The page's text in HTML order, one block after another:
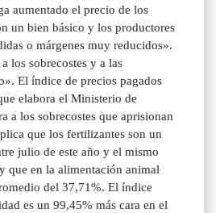
aumentado el precio de los
un bien básico y los productores
o márgenes muy reducidos».
los sobrecostes y a las
El índice de precios pagados
elabora el Ministerio de
a los sobrecostes que aprisionan
que los fertilizantes son un
julio de este año y el mismo
que en la alimentación animal
del 37,71%. El índice
es un 99,45% más cara en el